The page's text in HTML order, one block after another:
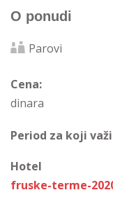
O ponudi
Parovi
Cena:
dinara
Period za koji
Hotel
fruske-terme-